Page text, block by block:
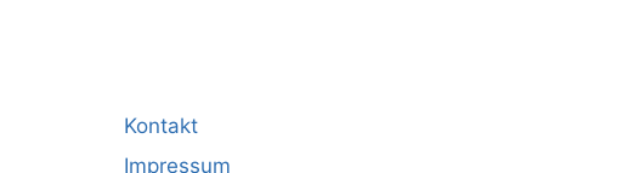
Kontakt
Impressum